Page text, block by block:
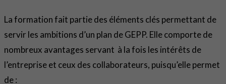
La formation fait partie des éléments clés permettant de
servir les ambitions d’un plan de GEPP. Elle comporte de
nombreux avantages servant à la fois les intérêts de
l’entreprise et ceux des collaborateurs, puisqu’elle permet
de :